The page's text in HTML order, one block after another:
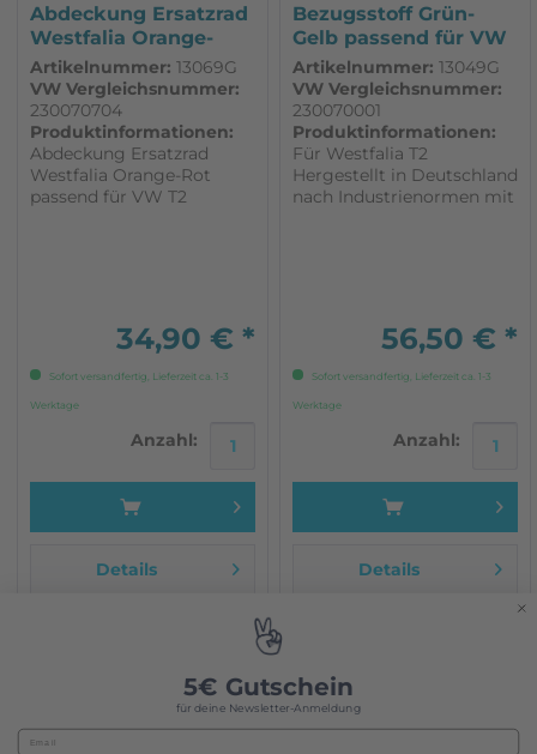
Abdeckung Ersatzrad
Westfalia Orange-
Rot...
Artikelnummer: 13069G
VW Vergleichsnummer:
230070704
Produktinformationen:
Abdeckung Ersatzrad
Westfalia Orange-Rot
passend für VW T2
34,90 € *
Sofort versandfertig, Lieferzeit ca. 1-3
Werktage
Anzahl:
Details
Bezugsstoff Grün-
Gelb passend für VW
T2 Westfalia
Artikelnummer: 13049G
VW Vergleichsnummer:
230070001
Produktinformationen:
Für Westfalia T2
Hergestellt in Deutschland
nach Industrienormen mit
56,50 € *
Sofort versandfertig, Lieferzeit ca. 1-3
Werktage
Anzahl:
Details
5€ Gutschein
für deine Newsletter-Anmeldung